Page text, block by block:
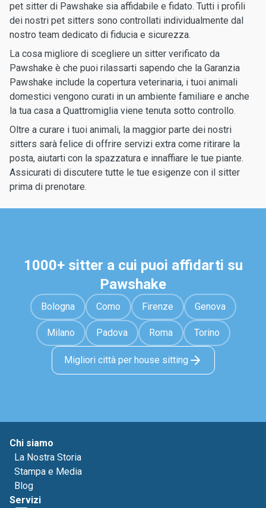
pet sitter di Pawshake sia affidabile e fidato. Tutti i profili
dei nostri pet sitters sono controllati individualmente dal
nostro team dedicato di fiducia e sicurezza.
La cosa migliore di scegliere un sitter verificato da
Pawshake è che puoi rilassarti sapendo che la Garanzia
Pawshake include la copertura veterinaria, i tuoi animali
domestici vengono curati in un ambiente familiare e anche
la tua casa a Quattromiglia viene tenuta sotto controllo.
Oltre a curare i tuoi animali, la maggior parte dei nostri
sitters sarà felice di offrire servizi extra come ritirare la
posta, aiutarti con la spazzatura e innaffiare le tue piante.
Assicurati di discutere tutte le tue esigenze con il sitter
prima di prenotare.
1000+ sitter a cui puoi affidarti su
Pawshake
Bologna Como Firenze Genova
Milano Padova Roma Torino
Migliori città per house sitting
Chi siamo
La Nostra Storia
Stampa e Media
Blog
Servizi